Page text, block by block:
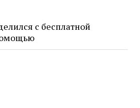
с бесплатной